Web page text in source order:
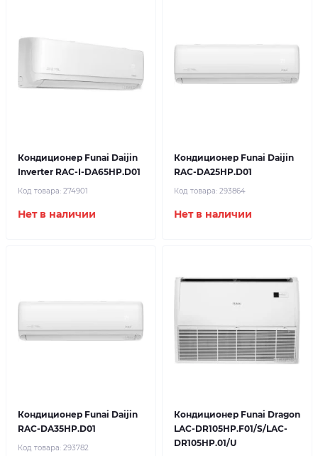
Кондиционер Funai Daijin
Inverter RAC-I-DA65HP.D01
Код товара: 274901
Нет в наличии
Кондиционер Funai Daijin
RAC-DA25HP.D01
Код товара: 293864
Нет в наличии
Кондиционер Funai Daijin
RAC-DA35HP.D01
Код товара: 293782
Кондиционер Funai Dragon
LAC-DR105HP.F01/S/LAC-
DR105HP.01/U